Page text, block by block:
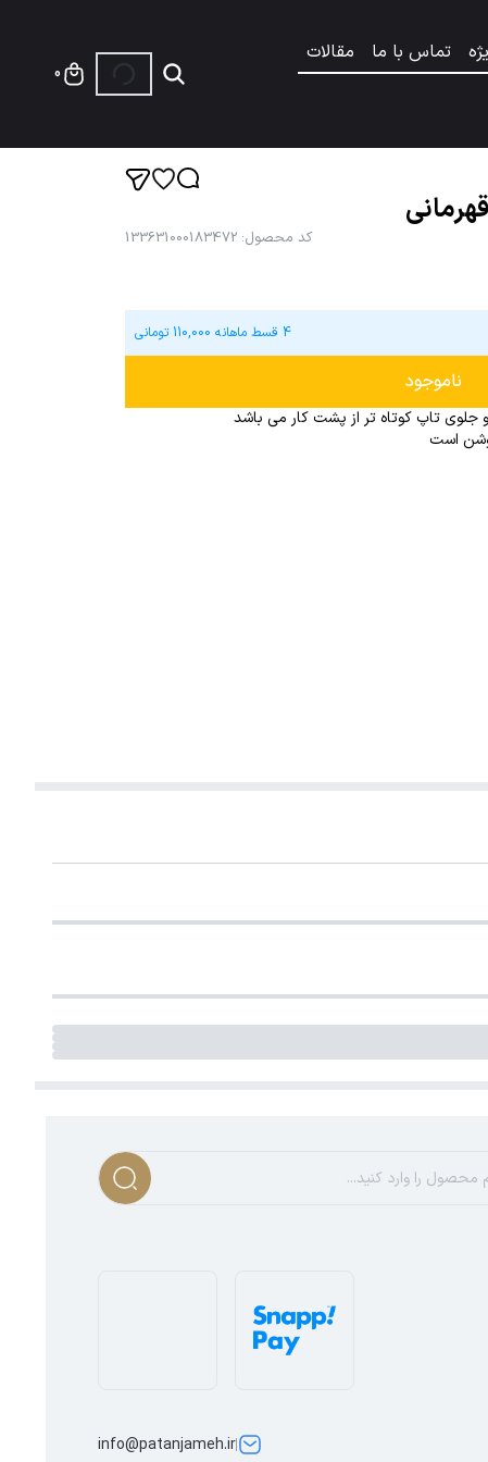
تماس با ما
مقالات
0
کد محصول:
133631000183472
4 قسط ماهانه 110,000 تومانی
ناموجود
جلوی تاپ کوتاه تر از پشت کار می باشد
است
info@patanjameh.ir